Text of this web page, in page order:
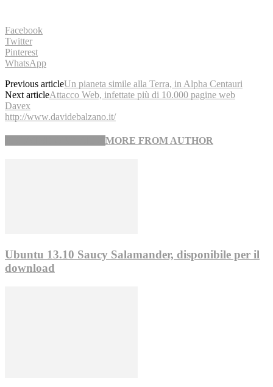
Facebook
Twitter
Pinterest
WhatsApp
Previous articleUn pianeta simile alla Terra, in Alpha Centauri
Next articleAttacco Web, infettate più di 10.000 pagine web
Davex
http://www.davidebalzano.it/
MORE FROM AUTHOR
Ubuntu 13.10 Saucy Salamander, disponibile per il
download